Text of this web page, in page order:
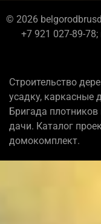
© 2026
+7 921 027-89-
Строительство
усадку,
Бригада
дачи. Каталог
домокомплект.